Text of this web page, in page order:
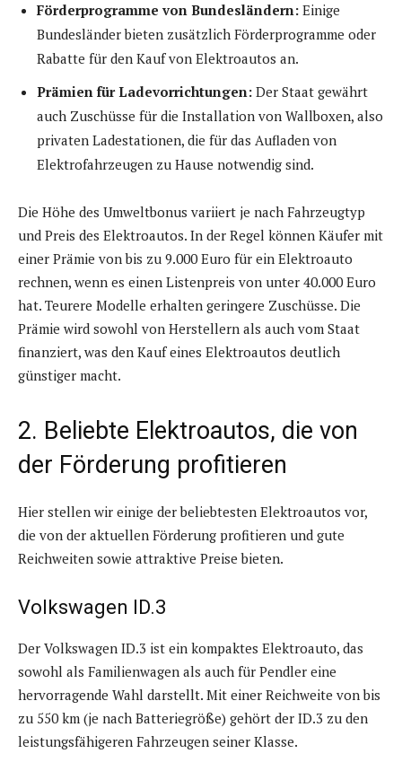
Förderprogramme von Bundesländern: Einige
Bundesländer bieten zusätzlich Förderprogramme oder
Rabatte für den Kauf von Elektroautos an.
Prämien für Ladevorrichtungen: Der Staat gewährt
auch Zuschüsse für die Installation von Wallboxen, also
privaten Ladestationen, die für das Aufladen von
Elektrofahrzeugen zu Hause notwendig sind.
Die Höhe des Umweltbonus variiert je nach Fahrzeugtyp
und Preis des Elektroautos. In der Regel können Käufer mit
einer Prämie von bis zu 9.000 Euro für ein Elektroauto
rechnen, wenn es einen Listenpreis von unter 40.000 Euro
hat. Teurere Modelle erhalten geringere Zuschüsse. Die
Prämie wird sowohl von Herstellern als auch vom Staat
finanziert, was den Kauf eines Elektroautos deutlich
günstiger macht.
2. Beliebte Elektroautos, die von
der Förderung profitieren
Hier stellen wir einige der beliebtesten Elektroautos vor,
die von der aktuellen Förderung profitieren und gute
Reichweiten sowie attraktive Preise bieten.
Volkswagen ID.3
Der Volkswagen ID.3 ist ein kompaktes Elektroauto, das
sowohl als Familienwagen als auch für Pendler eine
hervorragende Wahl darstellt. Mit einer Reichweite von bis
zu 550 km (je nach Batteriegröße) gehört der ID.3 zu den
leistungsfähigeren Fahrzeugen seiner Klasse.